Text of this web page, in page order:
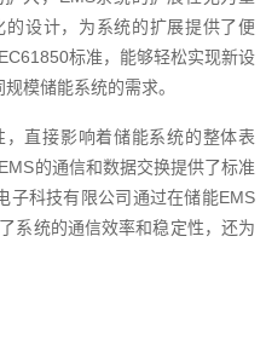
设计，为系统的扩展提供了便
标准，能够轻松实现新设
模储能系统的需求。
直接影响着储能系统的整体表
的通信和数据交换提供了标准
子科技有限公司通过在储能EMS
系统的通信效率和稳定性，还为